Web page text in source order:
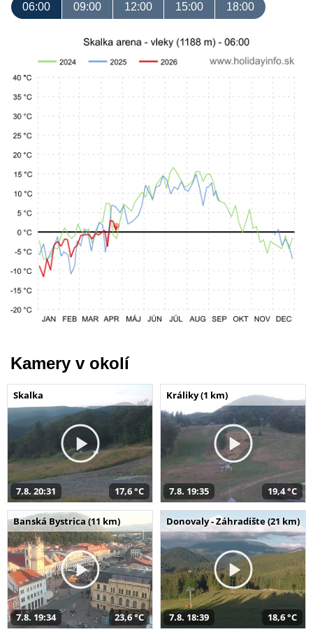
06:00 09:00 12:00 15:00 18:00
Kamery v okolí
Skalka
7.8. 20:31 17,6 °C
Králiky (1 km)
7.8. 19:35 19,4 °C
Banská Bystrica (11 km)
7.8. 19:34 23,6 °C
Donovaly - Záhradište (21 km)
7.8. 18:39 18,6 °C